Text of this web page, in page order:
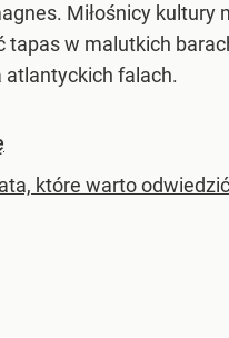
Miłośnicy kultury
w malutkich
atlantyckich falach.
które warto